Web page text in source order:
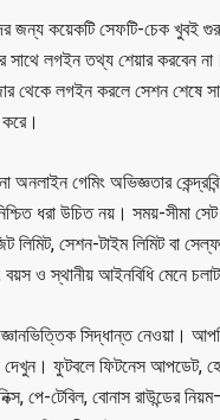
জন্য কয়েকটি সেফটি-চেক খুবই
লগইন তথ্য শেয়ার করবেন না।
থেকে লগইন করলে সেশন শেষে
অনলাইন গেমিং অভিজ্ঞতার
ধরা উচিত নয়। সময়-সীমা সেট
লিমিট, সেশন-টাইম লিমিট বা
ও স্থানীয় আইনবিধি মেনে
জ্ঞানভিত্তিক সিদ্ধান্ত নেওয়া।
দেখুন। ফুটবলে ফিটনেস আপডেট,
পে-টেবিল, বোনাস